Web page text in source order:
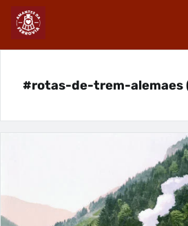
#rotas-de-trem-alemaes